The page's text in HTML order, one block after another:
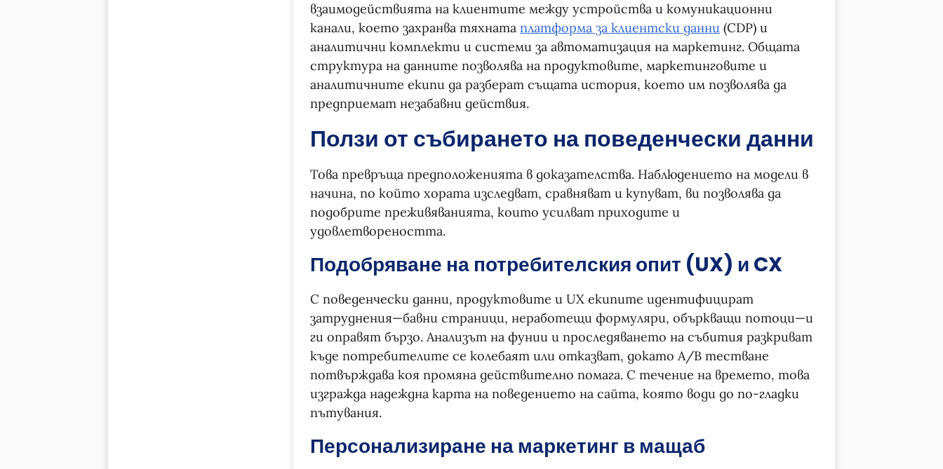
взаимодействията на клиентите между устройства и комуникационни
канали, което захранва тяхнатаплатформа за клиентски данни (CDP) и
аналитични комплекти и системи за автоматизация на маркетинг. Общата
структура на данните позволява на продуктовите, маркетинговите и
аналитичните екипи да разберат същата история, което им позволява да
предприемат незабавни действия.
Ползи от събирането на поведенчески данни
Това превръща предположенията в доказателства. Наблюдението на модели в
начина, по който хората изследват, сравняват и купуват, ви позволява да
подобрите преживяванията, които усилват приходите и
удовлетвореността.
Подобряване на потребителския опит (UX) и CX
С поведенчески данни, продуктовите и UX екипите идентифицират
затруднения—бавни страници, неработещи формуляри, объркващи потоци—и
ги оправят бързо. Анализът на фунии и проследяването на събития разкриват
къде потребителите се колебаят или отказват, докато A/B тестване
потвърждава коя промяна действително помага. С течение на времето, това
изгражда надеждна карта на поведението на сайта, която води до по-гладки
пътувания.
Персонализиране на маркетинг в мащаб